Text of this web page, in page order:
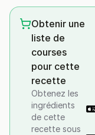
Obtenir une
liste de
courses
pour cette
recette
Obtenez les
ingrédients
de cette
recette sous